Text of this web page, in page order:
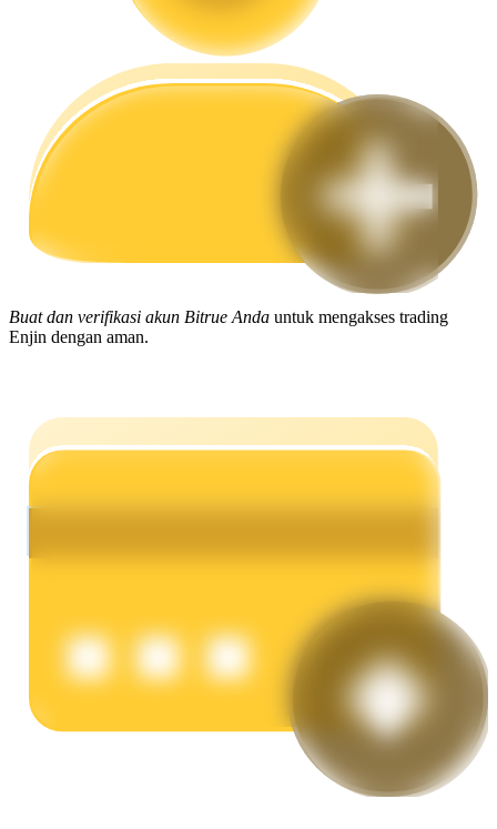
Pelajari cara untuk tetap menghasilkan keuntungan
Menghasilkan
Babi Kekuatan
Buat dan verifikasi akun Bitrue Anda untuk mengakses trading
Enjin dengan aman.